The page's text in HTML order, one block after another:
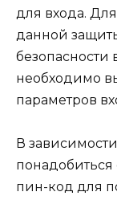
для входа.
данной
безопасности
необходимо
параметров
В
пин-код для